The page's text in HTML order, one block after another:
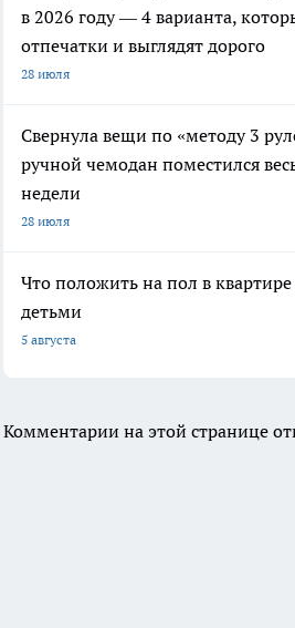
в 2026 году — 4 варианта,
отпечатки и выглядят дорого
28 июля
Свернула вещи по «методу 3
ручной чемодан поместился
недели
28 июля
Что положить на пол в
детьми
5 августа
Комментарии на этой странице